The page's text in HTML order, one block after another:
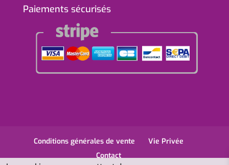
Paiements sécurisés
Conditions générales de vente
Vie Privée
Contact